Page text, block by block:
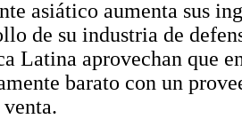
asiático aumenta sus
de su industria de
Latina aprovechan que
barato con un